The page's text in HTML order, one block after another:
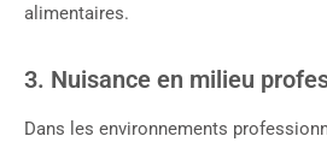
alimentaires.
3. Nuisance en milieu
Dans les environnements